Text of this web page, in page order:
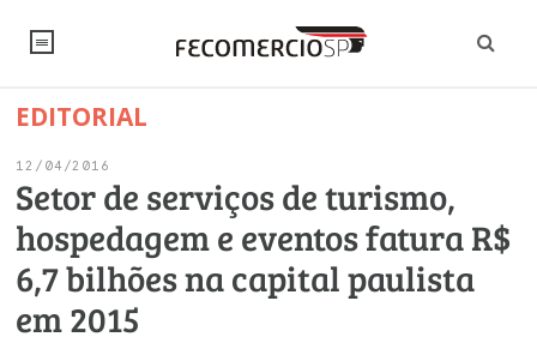
NOTÍCIAS
Artigos
Institucional
Debates Fecomercio-SP
Economia
Pesquisas
Brasil
Legislação
PESQUISAS
FALE CONOSCO
EDITORIAL
12/04/2016
Setor de serviços de turismo,
hospedagem e eventos fatura R$
6,7 bilhões na capital paulista
em 2015